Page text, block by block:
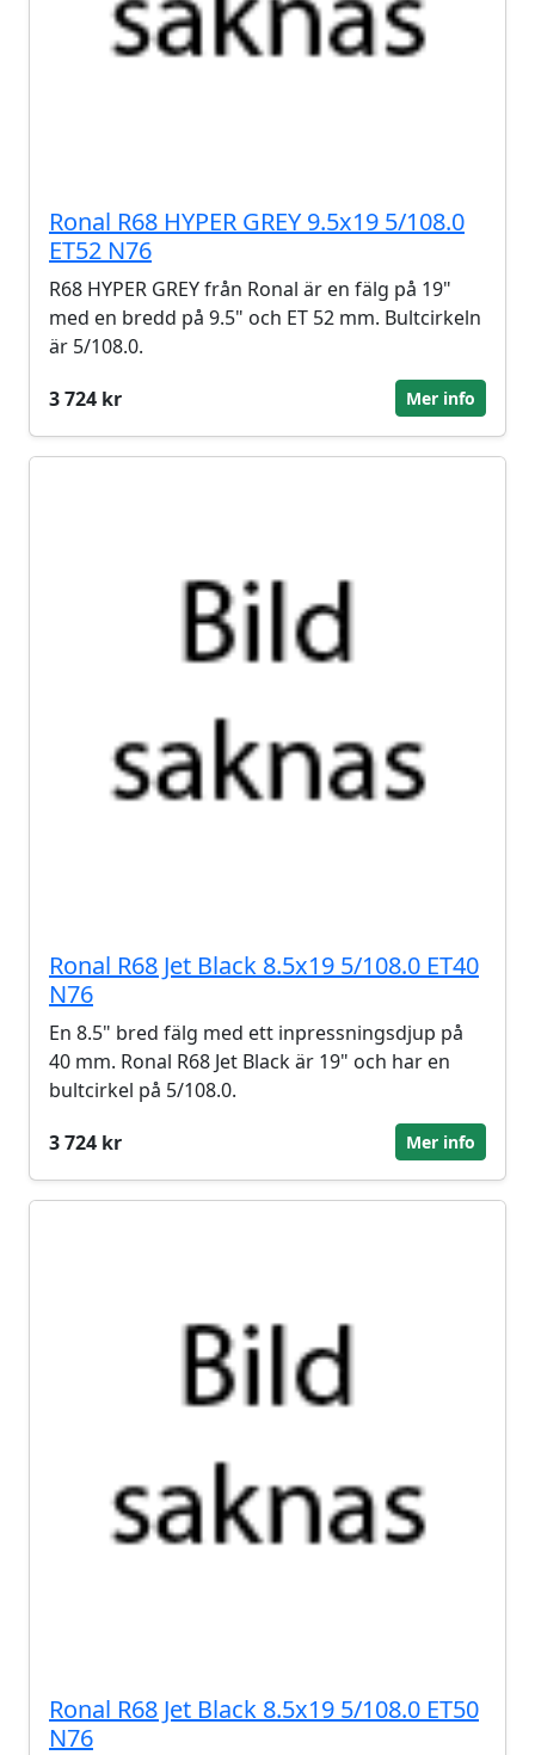
Ronal R68 HYPER GREY 9.5x19 5/108.0
ET52 N76
R68 HYPER GREY från Ronal är en fälg på 19"
med en bredd på 9.5" och ET 52 mm. Bultcirkeln
är 5/108.0.
3 724 kr
Mer info
Ronal R68 Jet Black 8.5x19 5/108.0 ET40
N76
En 8.5" bred fälg med ett inpressningsdjup på
40 mm. Ronal R68 Jet Black är 19" och har en
bultcirkel på 5/108.0.
3 724 kr
Mer info
Ronal R68 Jet Black 8.5x19 5/108.0 ET50
N76